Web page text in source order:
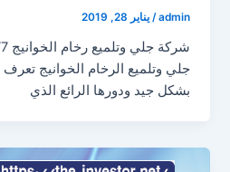
admin
/يناير 28, 2019
جلي وتلميع الرخام الخوانيج
بشكل جيد ودورها الرائع الذي